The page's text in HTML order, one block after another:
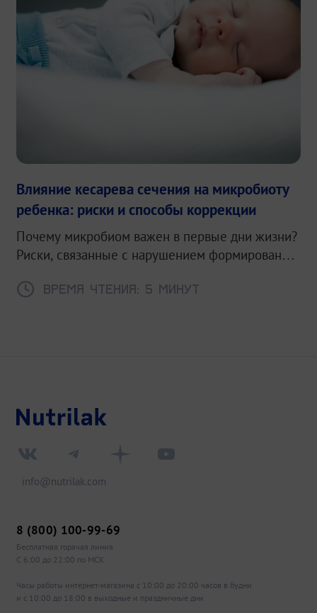
Влияние кесарева сечения на микробиоту
ребенка: риски и способы коррекции
Почему микробиом важен в первые дни жизни?
Риски, связанные с нарушением формирования
Время чтения: 5 минут
info@nutrilak.com
8 (800) 100-99-69
Бесплатная горячая линия
С 6:00 до 22:00 по МСК
Часы работы интернет-магазина с 10:00 до 20:00 часов в будни
и с 10:00 до 18:00 в выходные и праздничные дни